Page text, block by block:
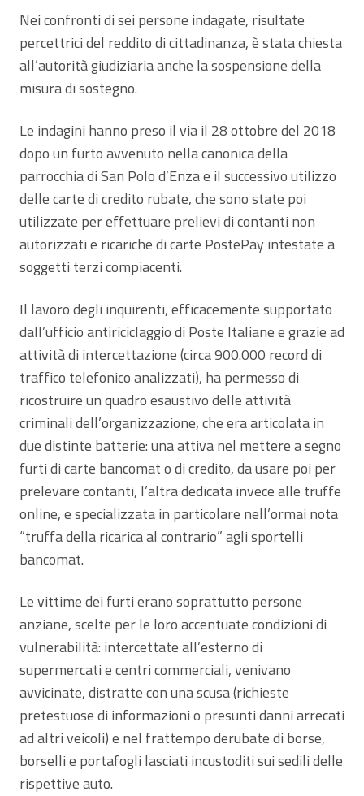
Nei confronti di sei persone indagate, risultate
percettrici del reddito di cittadinanza, è stata chiesta
all’autorità giudiziaria anche la sospensione della
misura di sostegno.
Le indagini hanno preso il via il 28 ottobre del 2018
dopo un furto avvenuto nella canonica della
parrocchia di San Polo d’Enza e il successivo utilizzo
delle carte di credito rubate, che sono state poi
utilizzate per effettuare prelievi di contanti non
autorizzati e ricariche di carte PostePay intestate a
soggetti terzi compiacenti.
Il lavoro degli inquirenti, efficacemente supportato
dall’ufficio antiriciclaggio di Poste Italiane e grazie ad
attività di intercettazione (circa 900.000 record di
traffico telefonico analizzati), ha permesso di
ricostruire un quadro esaustivo delle attività
criminali dell’organizzazione, che era articolata in
due distinte batterie: una attiva nel mettere a segno
furti di carte bancomat o di credito, da usare poi per
prelevare contanti, l’altra dedicata invece alle truffe
online, e specializzata in particolare nell’ormai nota
“truffa della ricarica al contrario” agli sportelli
bancomat.
Le vittime dei furti erano soprattutto persone
anziane, scelte per le loro accentuate condizioni di
vulnerabilità: intercettate all’esterno di
supermercati e centri commerciali, venivano
avvicinate, distratte con una scusa (richieste
pretestuose di informazioni o presunti danni arrecati
ad altri veicoli) e nel frattempo derubate di borse,
borselli e portafogli lasciati incustoditi sui sedili delle
rispettive auto.